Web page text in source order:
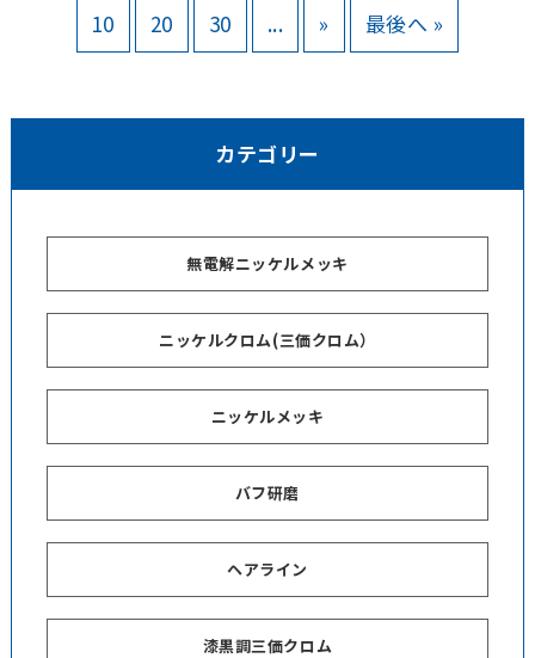
10 20 30 ... » 最後へ »
カテゴリー
無電解ニッケルメッキ
ニッケルクロム(三価クロム）
ニッケルメッキ
バフ研磨
ヘアライン
漆黒調三価クロム